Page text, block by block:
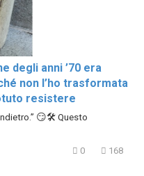
degli anni ’70 era
non l’ho trasformata
resistere
😏🛠️ Questo
0 168